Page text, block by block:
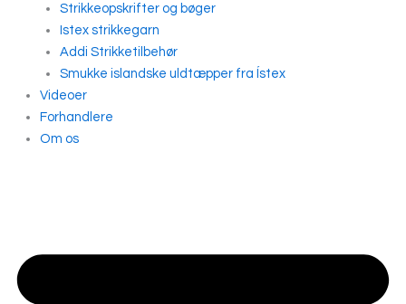
Strikkeopskrifter og bøger
Istex strikkegarn
Addi Strikketilbehør
Smukke islandske uldtæpper fra Ístex
Videoer
Forhandlere
Om os